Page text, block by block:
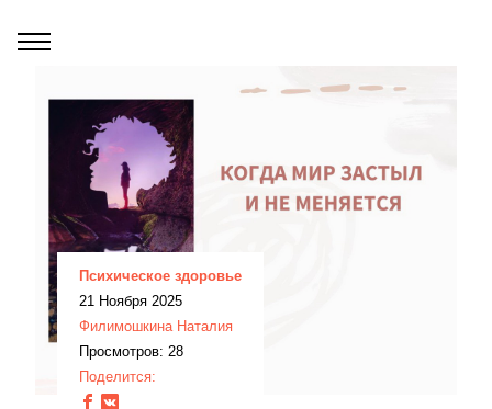
Психическое здоровье
21 Ноября 2025
Филимошкина Наталия
Просмотров: 28
Поделится: